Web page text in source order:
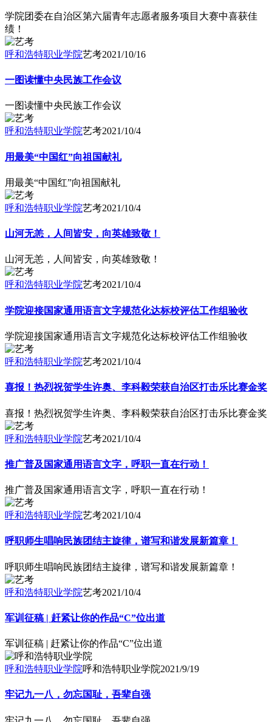
学院团委在自治区第六届青年志愿者服务项目大赛中喜获佳
绩！
呼和浩特职业学院艺考2021/10/16
一图读懂中央民族工作会议
一图读懂中央民族工作会议
呼和浩特职业学院艺考2021/10/4
用最美“中国红”向祖国献礼
用最美“中国红”向祖国献礼
呼和浩特职业学院艺考2021/10/4
山河无恙，人间皆安，向英雄致敬！
山河无恙，人间皆安，向英雄致敬！
呼和浩特职业学院艺考2021/10/4
学院迎接国家通用语言文字规范化达标校评估工作组验收
学院迎接国家通用语言文字规范化达标校评估工作组验收
呼和浩特职业学院艺考2021/10/4
喜报！热烈祝贺学生许奥、李科毅荣获自治区打击乐比赛金奖
喜报！热烈祝贺学生许奥、李科毅荣获自治区打击乐比赛金奖
呼和浩特职业学院艺考2021/10/4
推广普及国家通用语言文字，呼职一直在行动！
推广普及国家通用语言文字，呼职一直在行动！
呼和浩特职业学院艺考2021/10/4
呼职师生唱响民族团结主旋律，谱写和谐发展新篇章！
呼职师生唱响民族团结主旋律，谱写和谐发展新篇章！
呼和浩特职业学院艺考2021/10/4
军训征稿 | 赶紧让你的作品“C”位出道
军训征稿 | 赶紧让你的作品“C”位出道
呼和浩特职业学院呼和浩特职业学院2021/9/19
牢记九一八，勿忘国耻，吾辈自强